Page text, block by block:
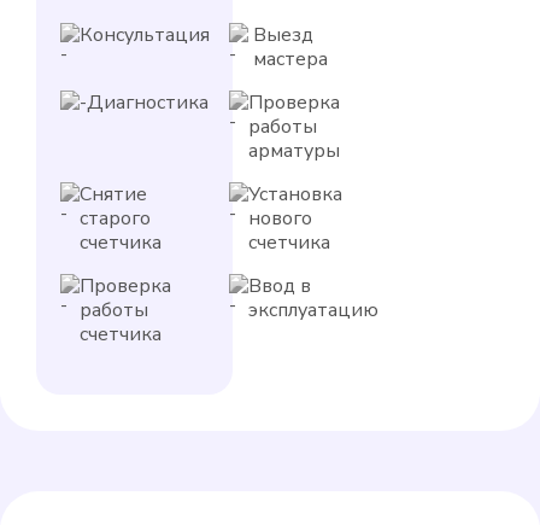
Консультация
Выезд
мастера
Диагностика
Проверка
работы
арматуры
Снятие
старого
счетчика
Установка
нового
счетчика
Проверка
работы
счетчика
Ввод в
эксплуатацию